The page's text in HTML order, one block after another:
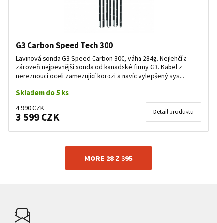
G3 Carbon Speed Tech 300
Lavinová sonda G3 Speed Carbon 300, váha 284g. Nejlehčí a
zároveň nejpevnější sonda od kanadské firmy G3. Kabel z
nereznoucí oceli zamezující korozi a navíc vylepšený sys...
Skladem do 5 ks
4 990 CZK
3 599 CZK Detail produktu
MORE 28 Z 395